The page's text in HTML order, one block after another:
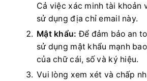
Cả việc xác minh tài khoản
sử dụng địa chỉ email này.
Mật khẩu: Để đảm bảo an
sử dụng mật khẩu mạnh
của chữ cái, số và ký hiệu.
Vui lòng xem xét và chấp